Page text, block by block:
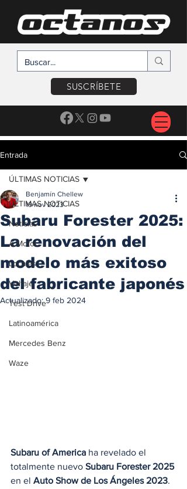
SUSCRÍBETE
Entrada
ÚLTIMAS NOTICIAS
Noticias
A Motor
Locales
Voltaje
Test Drive
Latinoamérica
Mercedes Benz
Waze
ÚLTIMAS NOTICIAS
Subaru Forester 2025:
La renovación del
modelo más exitoso
del fabricante japonés
Benjamín Chellew
19 nov 2023
Actualizado:9 feb 2024
Subaru of America ha revelado el
totalmente nuevo Subaru Forester 2025
en el Auto Show de Los Ángeles 2023.